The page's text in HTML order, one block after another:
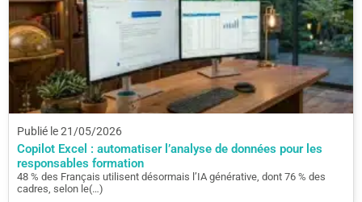
Publié le 21/05/2026
Copilot Excel : automatiser l’analyse de données pour les
responsables formation
48 % des Français utilisent désormais l’IA générative, dont 76 % des
cadres, selon le(…)